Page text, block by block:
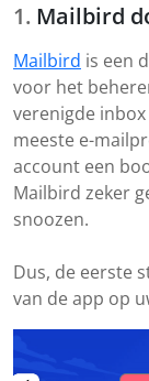
Mailbird
Mailbird is een
voor het
verenigde
meeste e-
account een
Mailbird zeker
snoozen.
Dus, de eerste
van de app op